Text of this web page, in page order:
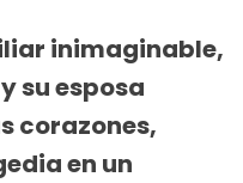
inimaginable,
su esposa
corazones,
en un